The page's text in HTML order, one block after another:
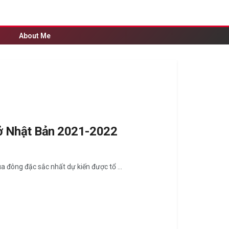
About Me
Nhật Bản 2021-2022
đông đặc sắc nhất dự kiến ​​được tổ ...